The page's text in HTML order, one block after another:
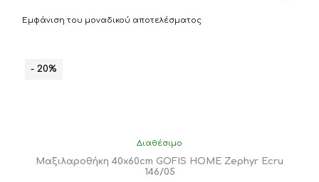
Εμφάνιση του μοναδικού αποτελέσματος
- 20%
Διαθέσιμο
Μαξιλαροθήκη 40x60cm GOFIS HOME Zephyr Ecru
146/05